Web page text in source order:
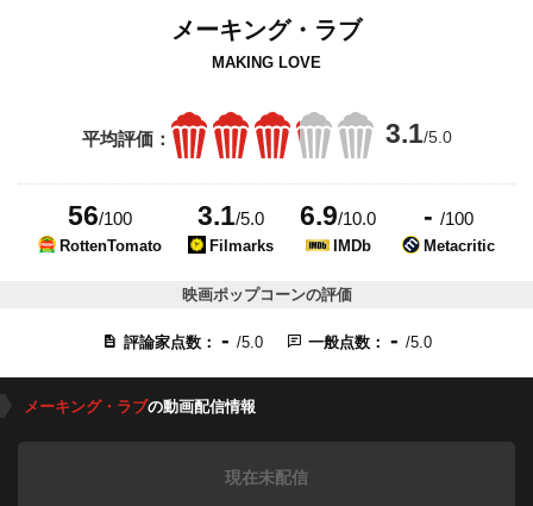
メーキング・ラブ
MAKING LOVE
平均評価： 3.1/5.0
56/100
RottenTomato
3.1/5.0
Filmarks
6.9/10.0
IMDb
- /100
Metacritic
映画ポップコーンの評価
評論家点数： - /5.0 一般点数： - /5.0
メーキング・ラブの動画配信情報
現在未配信